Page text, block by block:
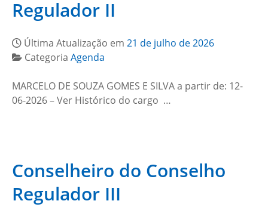
Regulador II
Última Atualização em 21 de julho de 2026
Categoria Agenda
MARCELO DE SOUZA GOMES E SILVA a partir de: 12-
06-2026 – Ver Histórico do cargo …
Conselheiro do Conselho
Regulador III